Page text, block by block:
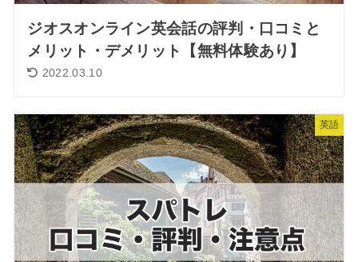
ジオスオンライン英会話の評判・口コミと
メリット・デメリット【無料体験あり】
2022.03.10
英語